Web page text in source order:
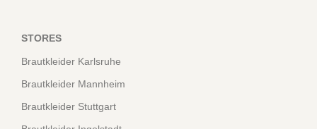
STORES
Brautkleider Karlsruhe
Brautkleider Mannheim
Brautkleider Stuttgart